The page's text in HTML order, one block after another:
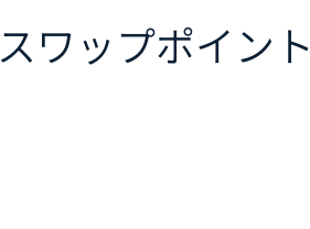
スワップポイント